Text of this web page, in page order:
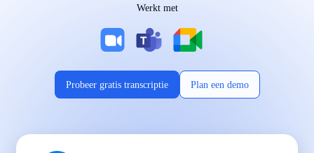
Werkt met
Probeer gratis transcriptie Plan een demo